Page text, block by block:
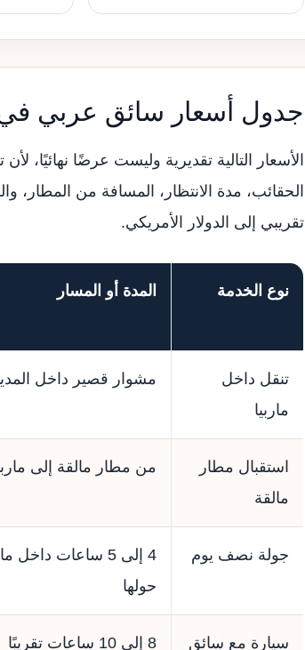
جدول أسعار سائق عربي في
الأسعار التالية تقديرية وليست عرضًا
الحقائب، مدة الانتظار، المسافة من المطار،
تقريبي إلى الدولار الأمريكي.
نوع الخدمة المدة أو المسار
تنقل داخل
ماربيا
مشوار قصير داخل
استقبال مطار
مالقة
من مطار مالقة إلى
جولة نصف يوم
4 إلى 5 ساعات داخل
حولها
سيارة مع سائق 8 إلى 10 ساعات تقريبًا